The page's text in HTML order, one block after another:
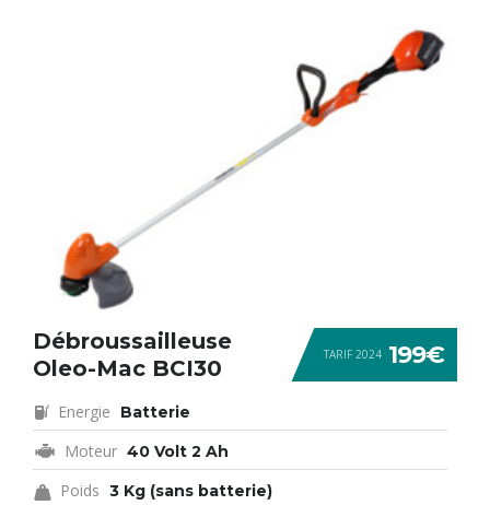
TARIF 2024 199€
Débroussailleuse
Oleo-Mac BCI30
Energie Batterie
Moteur 40 Volt 2 Ah
Poids 3 Kg (sans batterie)